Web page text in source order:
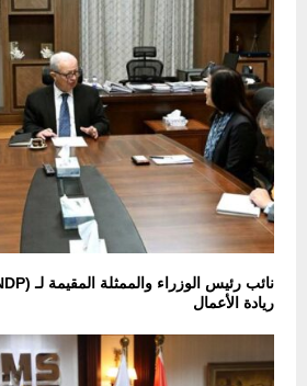
ريادة الأعمال